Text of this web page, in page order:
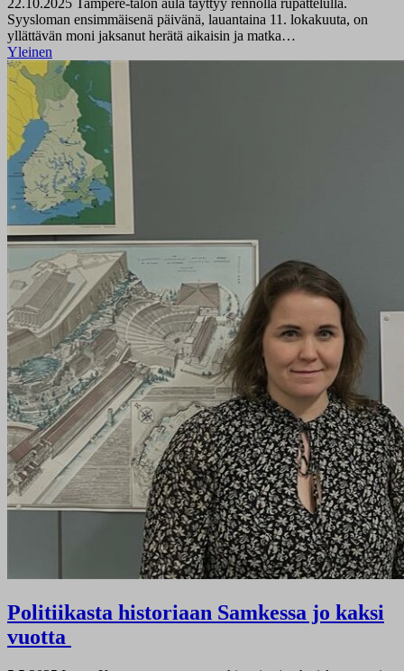
22.10.2025 Tampere-talon aula täyttyy rennolla rupattelulla.
Syysloman ensimmäisenä päivänä, lauantaina 11. lokakuuta, on
yllättävän moni jaksanut herätä aikaisin ja matka…
Yleinen
Politiikasta historiaan Samkessa jo kaksi
vuotta